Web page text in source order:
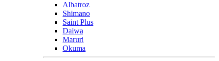
Albatroz
Shimano
Saint Plus
Daiwa
Maruri
Okuma